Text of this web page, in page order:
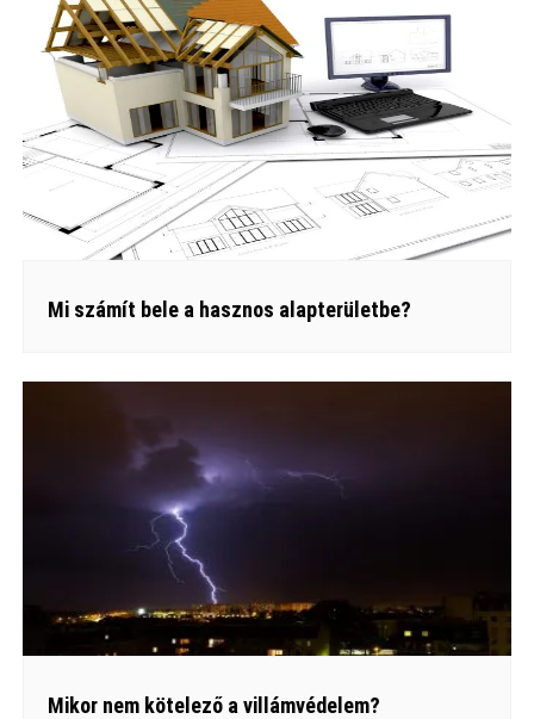
Mi számít bele a hasznos alapterületbe?
Mikor nem kötelező a villámvédelem?